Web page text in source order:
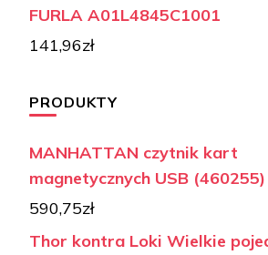
FURLA A01L4845C1001
141,96zł
PRODUKTY
MANHATTAN czytnik kart
magnetycznych USB (460255)
590,75zł
Thor kontra Loki Wielkie